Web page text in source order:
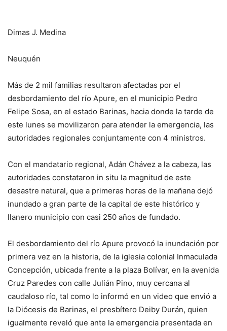
Dimas J. Medina
Neuquén
Más de 2 mil familias resultaron afectadas por el
desbordamiento del río Apure, en el municipio Pedro
Felipe Sosa, en el estado Barinas, hacia donde la tarde de
este lunes se movilizaron para atender la emergencia, las
autoridades regionales conjuntamente con 4 ministros.
Con el mandatario regional, Adán Chávez a la cabeza, las
autoridades constataron in situ la magnitud de este
desastre natural, que a primeras horas de la mañana dejó
inundado a gran parte de la capital de este histórico y
llanero municipio con casi 250 años de fundado.
El desbordamiento del río Apure provocó la inundación por
primera vez en la historia, de la iglesia colonial Inmaculada
Concepción, ubicada frente a la plaza Bolívar, en la avenida
Cruz Paredes con calle Julián Pino, muy cercana al
caudaloso río, tal como lo informó en un video que envió a
la Diócesis de Barinas, el presbítero Deiby Durán, quien
igualmente reveló que ante la emergencia presentada en